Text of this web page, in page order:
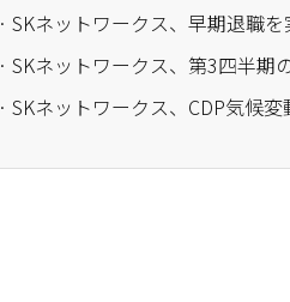
· SKネットワークス、早期退職
· SKネットワークス、第3四半
· SKネットワークス、CDP気候